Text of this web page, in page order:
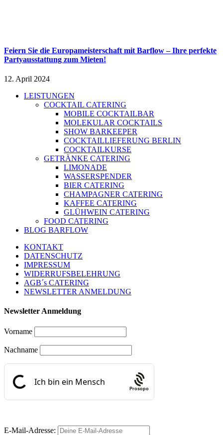
Feiern Sie die Europameisterschaft mit Barflow – Ihre perfekte
Partyausstattung zum Mieten!
12. April 2024
LEISTUNGEN
COCKTAIL CATERING
MOBILE COCKTAILBAR
MOLEKULAR COCKTAILS
SHOW BARKEEPER
COCKTAILLIEFERUNG BERLIN
COCKTAILKURSE
GETRÄNKE CATERING
LIMONADE
WASSERSPENDER
BIER CATERING
CHAMPAGNER CATERING
KAFFEE CATERING
GLÜHWEIN CATERING
FOOD CATERING
BLOG BARFLOW
KONTAKT
DATENSCHUTZ
IMPRESSUM
WIDERRUFSBELEHRUNG
AGB´s CATERING
NEWSLETTER ANMELDUNG
Newsletter Anmeldung
Vorname
Nachname
Prosopo
E-Mail-Adresse: